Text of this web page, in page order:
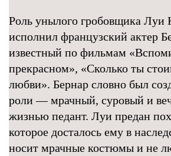
Роль унылого гробовщика Луи
исполнил французский актер
известный по фильмам
прекрасном», «Сколько ты
любви». Бернар словно был
роли — мрачный, суровый и
жизнью педант. Луи предан
которое досталось ему в
носит мрачные костюмы и не